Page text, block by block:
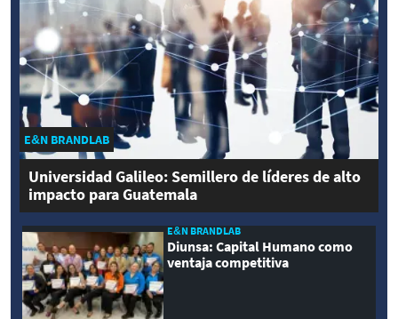
E&N BRANDLAB
Universidad Galileo: Semillero de líderes de alto
impacto para Guatemala
E&N BRANDLAB
Diunsa: Capital Humano como
ventaja competitiva